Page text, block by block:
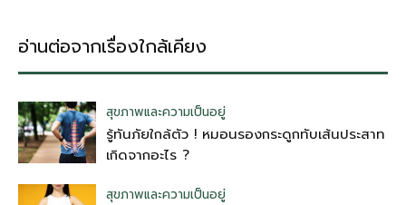
อ่านต่อจากเรื่องใกล้เคียง
สุขภาพและความเป็นอยู่
รู้ทันภัยใกล้ตัว ! หมอนรองกระดูกทับเส้นประสาท
เกิดจากอะไร ?
สุขภาพและความเป็นอยู่